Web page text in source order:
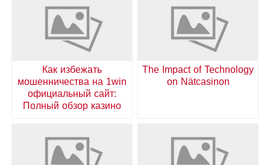
The Impact of Technology
on Nätcasinon
Как избежать
мошенничества на 1win
официальный сайт:
Полный обзор казино